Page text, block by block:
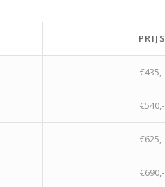
PRIJS
€435,-
€540,-
€625,-
€690,-